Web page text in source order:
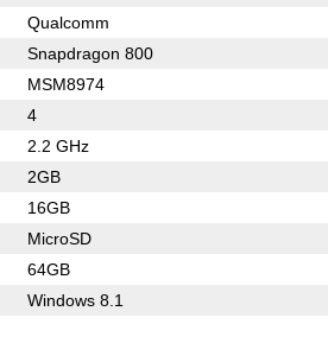
Qualcomm
Snapdragon 800
MSM8974
4
2.2 GHz
2GB
16GB
MicroSD
64GB
Windows 8.1